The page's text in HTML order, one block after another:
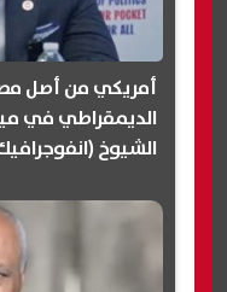
أمريكي من أصل
الديمقراطي في
الشيوخ